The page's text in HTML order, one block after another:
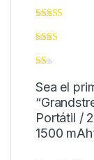
Sea el
Portátil /
1500